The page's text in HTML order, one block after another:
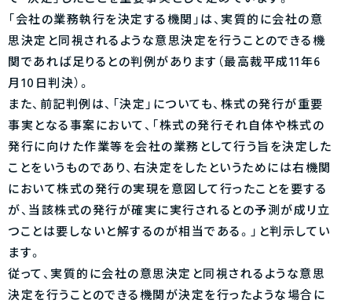
「会社の業務執行を決定する機関」は、実質的に会社の意
思決定と同視されるような意思決定を行うことのできる機
関であれば足りるとの判例があります（最高裁平成11年6
月10日判決）。
また、前記判例は、「決定」についても、株式の発行が重要
事実となる事案において、「株式の発行それ自体や株式の
発行に向けた作業等を会社の業務として行う旨を決定した
ことをいうものであり、右決定をしたというためには右機関
において株式の発行の実現を意図して行ったことを要する
が、当該株式の発行が確実に実行されるとの予測が成リ立
つことは要しないと解するのが相当である。」と判示してい
ます。
従って、実質的に会社の意思決定と同視されるような意思
決定を行うことのできる機関が決定を行ったような場合に